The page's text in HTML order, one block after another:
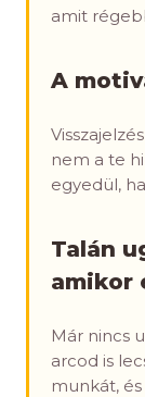
amit
A
nem a te
egyedül,
Talán
amikor
Már nincs
arcod is
munkát,